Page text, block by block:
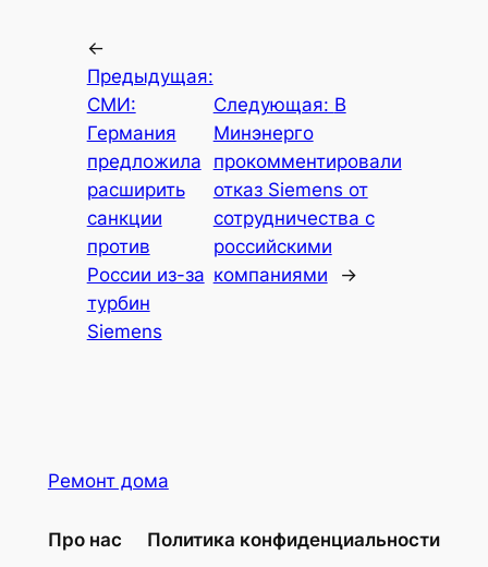
←
Предыдущая:
СМИ:
Германия
предложила
расширить
санкции
против
России из-за
турбин
Siemens
Следующая: В
Минэнерго
прокомментировали
отказ Siemens от
сотрудничества с
российскими
компаниями
→
Ремонт дома
Про нас Политика конфиденциальности